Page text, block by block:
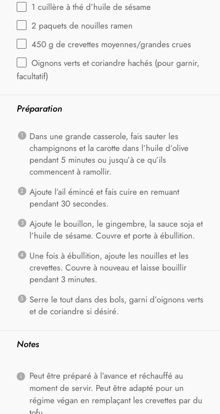
1 cuillère à thé d’huile de sésame
2 paquets de nouilles ramen
450 g de crevettes moyennes/grandes crues
Oignons verts et coriandre hachés (pour garnir,
facultatif)
Préparation
Dans une grande casserole, fais sauter les
champignons et la carotte dans l’huile d’olive
pendant 5 minutes ou jusqu’à ce qu’ils
commencent à ramollir.
Ajoute l’ail émincé et fais cuire en remuant
pendant 30 secondes.
Ajoute le bouillon, le gingembre, la sauce soja et
l’huile de sésame. Couvre et porte à ébullition.
Une fois à ébullition, ajoute les nouilles et les
crevettes. Couvre à nouveau et laisse bouillir
pendant 3 minutes.
Serre le tout dans des bols, garni d’oignons verts
et de coriandre si désiré.
Notes
Peut être préparé à l’avance et réchauffé au
moment de servir. Peut être adapté pour un
régime végan en remplaçant les crevettes par du